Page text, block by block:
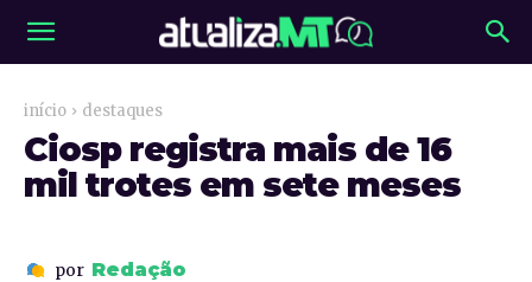
início destaques
Ciosp registra mais de 16
mil trotes em sete meses
por Redação